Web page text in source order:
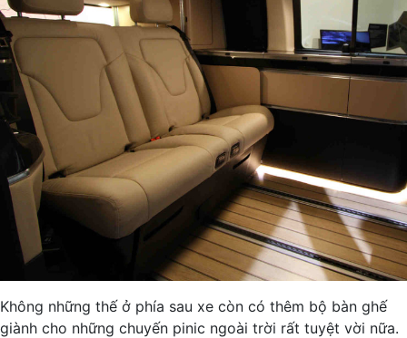
Không những thế ở phía sau xe còn có thêm bộ bàn ghế
giành cho những chuyến pinic ngoài trời rất tuyệt vời nữa.